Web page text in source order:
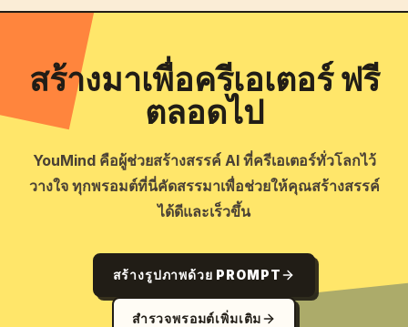
สร้างมาเพื่อครีเอเตอร์ ฟรี
ตลอดไป
YouMind คือผู้ช่วยสร้างสรรค์ AI ที่ครีเอเตอร์ทั่วโลกไว้
วางใจ ทุกพรอมต์ที่นี่คัดสรรมาเพื่อช่วยให้คุณสร้างสรรค์
ได้ดีและเร็วขึ้น
สร้างรูปภาพด้วย PROMPT
สำรวจพรอมต์เพิ่มเติม